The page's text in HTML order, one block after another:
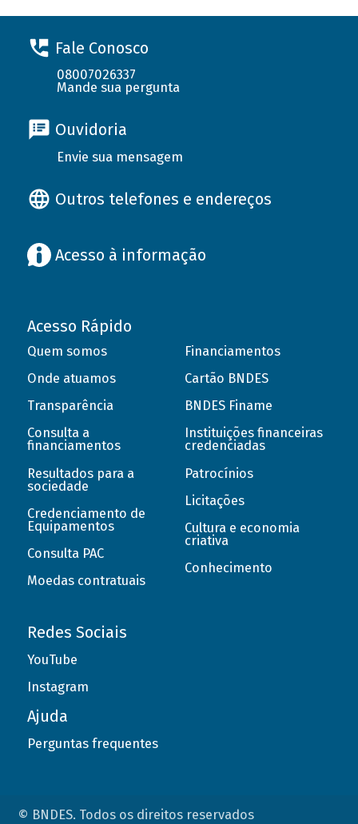
Fale Conosco
08007026337
Mande sua pergunta
Ouvidoria
Envie sua mensagem
Outros telefones e endereços
Acesso à informação
Acesso Rápido
Quem somos
Onde atuamos
Transparência
Consulta a
financiamentos
Resultados para a
sociedade
Credenciamento de
Equipamentos
Consulta PAC
Moedas contratuais
Financiamentos
Cartão BNDES
BNDES Finame
Instituições financeiras
credenciadas
Patrocínios
Licitações
Cultura e economia
criativa
Conhecimento
Redes Sociais
YouTube
Instagram
Ajuda
Perguntas frequentes
© BNDES. Todos os direitos reservados